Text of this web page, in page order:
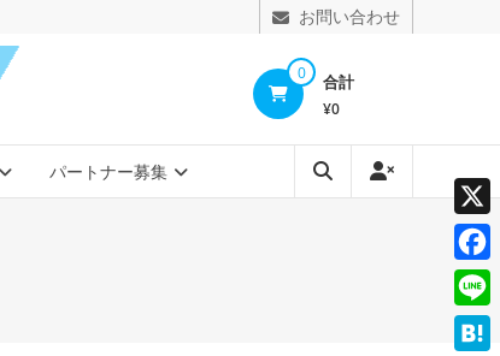
お問い合わせ
0 合計
¥0
パートナー募集
X
Line